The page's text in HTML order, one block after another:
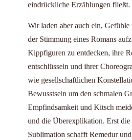
eindrückliche Erzählungen fließt.
Wir laden aber auch ein, Gefühle
der Stimmung eines Romans
Kippfiguren zu entdecken, ihre
entschlüsseln und ihrer
wie gesellschaftlichen
Bewusstsein um den schmalen
Empfindsamkeit und Kitsch
und die Überexplikation. Erst die
Sublimation schafft Remedur